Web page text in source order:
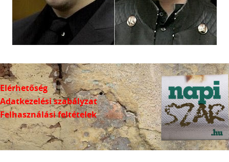
Elérhetőség
Adatkezelési szabályzat
Felhasználási feltételek